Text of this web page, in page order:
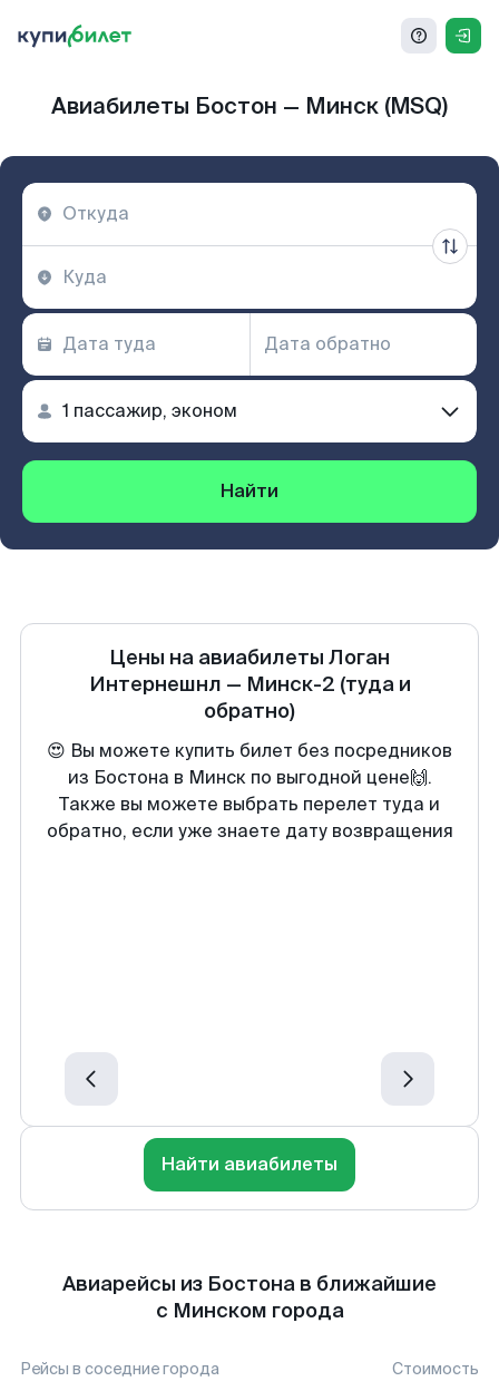
Авиабилеты Бостон — Минск (MSQ)
Найти
Цены на авиабилеты Логан
Интернешнл — Минск-2 (туда и
обратно)
😍 Вы можете купить билет без посредников
из Бостона в Минск по выгодной цене🙌.
Также вы можете выбрать перелет туда и
обратно, если уже знаете дату возвращения
Найти авиабилеты
Авиарейсы из Бостона в ближайшие
с Минском города
Рейсы в соседние города Стоимость